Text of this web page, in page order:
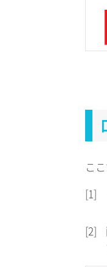
こ
[1]
[2]